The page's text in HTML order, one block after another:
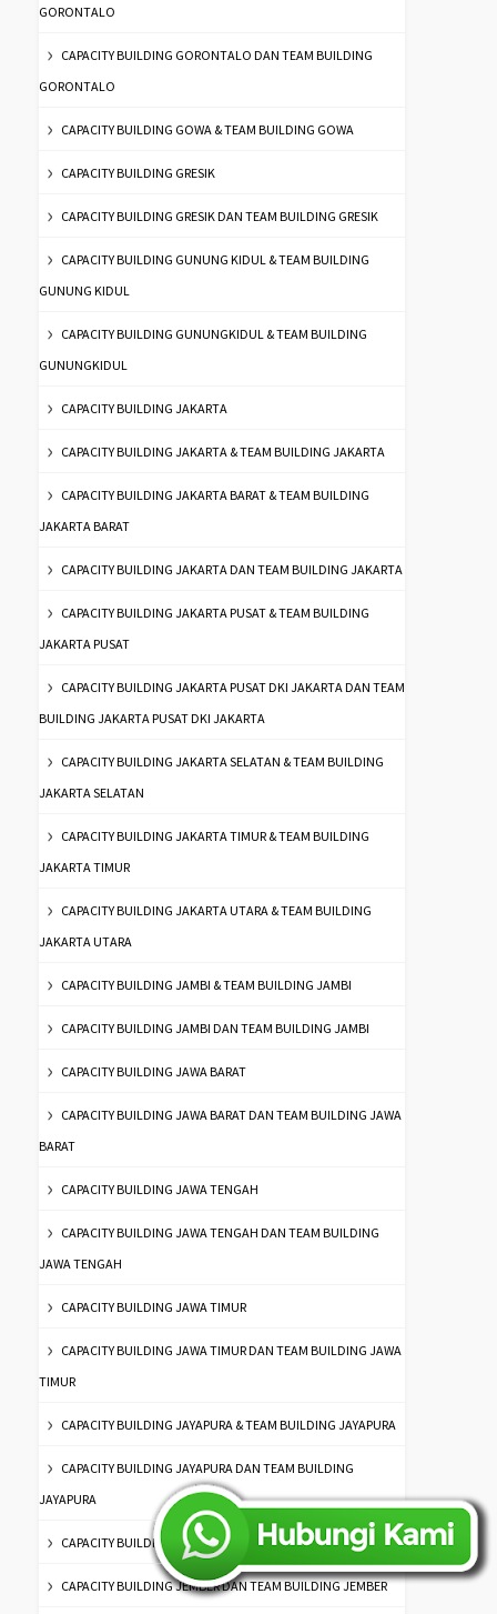
GORONTALO
CAPACITY BUILDING GORONTALO DAN TEAM BUILDING
GORONTALO
CAPACITY BUILDING GOWA & TEAM BUILDING GOWA
CAPACITY BUILDING GRESIK
CAPACITY BUILDING GRESIK DAN TEAM BUILDING GRESIK
CAPACITY BUILDING GUNUNG KIDUL & TEAM BUILDING
GUNUNG KIDUL
CAPACITY BUILDING GUNUNGKIDUL & TEAM BUILDING
GUNUNGKIDUL
CAPACITY BUILDING JAKARTA
CAPACITY BUILDING JAKARTA & TEAM BUILDING JAKARTA
CAPACITY BUILDING JAKARTA BARAT & TEAM BUILDING
JAKARTA BARAT
CAPACITY BUILDING JAKARTA DAN TEAM BUILDING JAKARTA
CAPACITY BUILDING JAKARTA PUSAT & TEAM BUILDING
JAKARTA PUSAT
CAPACITY BUILDING JAKARTA PUSAT DKI JAKARTA DAN TEAM
BUILDING JAKARTA PUSAT DKI JAKARTA
CAPACITY BUILDING JAKARTA SELATAN & TEAM BUILDING
JAKARTA SELATAN
CAPACITY BUILDING JAKARTA TIMUR & TEAM BUILDING
JAKARTA TIMUR
CAPACITY BUILDING JAKARTA UTARA & TEAM BUILDING
JAKARTA UTARA
CAPACITY BUILDING JAMBI & TEAM BUILDING JAMBI
CAPACITY BUILDING JAMBI DAN TEAM BUILDING JAMBI
CAPACITY BUILDING JAWA BARAT
CAPACITY BUILDING JAWA BARAT DAN TEAM BUILDING JAWA
BARAT
CAPACITY BUILDING JAWA TENGAH
CAPACITY BUILDING JAWA TENGAH DAN TEAM BUILDING
JAWA TENGAH
CAPACITY BUILDING JAWA TIMUR
CAPACITY BUILDING JAWA TIMUR DAN TEAM BUILDING JAWA
TIMUR
CAPACITY BUILDING JAYAPURA & TEAM BUILDING JAYAPURA
CAPACITY BUILDING JAYAPURA DAN TEAM BUILDING
JAYAPURA
CAPACITY BUILDING JEMBER & TEAM BUILDING JEMBER
CAPACITY BUILDING JEMBER DAN TEAM BUILDING JEMBER